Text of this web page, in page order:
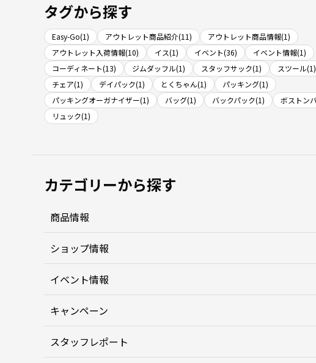
タグから探す
Easy-Go(1) アウトレット商品紹介(11)
アウトレット商品情報(1)
アウトレット入荷情報(10)
イス(1) イベント(36)
イベント情報(1)
コーディネート(13)
ジムダッフル(1) スタッフサック(1)
スツール(1)
チェア(1)
デイパック(1) とくちゃん(1)
パッキング(1)
パッキングオーガナイザー(1)
バッグ(1) バックパック(1)
ボストン
リュック(1)
カテゴリーから探す
商品情報
ショップ情報
イベント情報
キャンペーン
スタッフレポート